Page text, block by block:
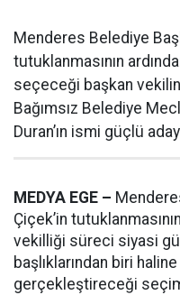
Menderes Belediye
tutuklanmasının
seçeceği başkan
Bağımsız Belediye
Duran’ın ismi güçlü
MEDYA EGE –
Çiçek’in
vekilliği süreci siyasi
başlıklarından biri
gerçekleştireceği